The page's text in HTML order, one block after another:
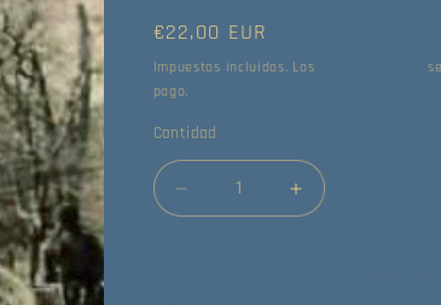
Precio
habitual
€22,00 EUR
Impuestos incluidos. Los
pago.
Cantidad
Reducir
cantidad
Aumentar
cantidad